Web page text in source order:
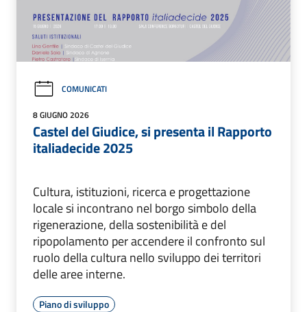
COMUNICATI
8 GIUGNO 2026
Castel del Giudice, si presenta il Rapporto
italiadecide 2025
Cultura, istituzioni, ricerca e progettazione
locale si incontrano nel borgo simbolo della
rigenerazione, della sostenibilità e del
ripopolamento per accendere il confronto sul
ruolo della cultura nello sviluppo dei territori
delle aree interne.
Piano di sviluppo